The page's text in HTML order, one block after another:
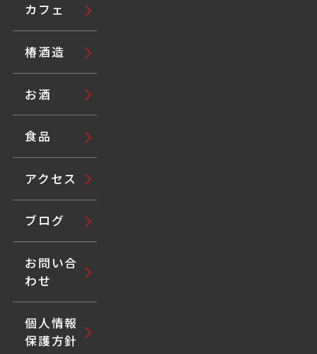
カフェ
椿酒造
お酒
食品
アクセス
ブログ
お問い合
わせ
個人情報
保護方針